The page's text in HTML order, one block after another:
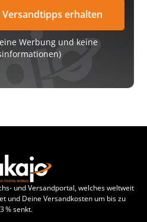
Werbung und keine
und Versandportal, welches weltweit
und Deine Versandkosten um bis zu
% senkt.